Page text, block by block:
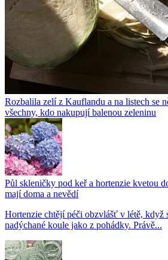
Rozbalila zelí z Kauflandu a na listech se
všechny, kdo nakupují balenou zeleninu
Půl skleničky pod keř a hortenzie kvetou
mají doma a nevědí
Hortenzie chtějí péči obzvlášť v létě, když
nadýchané koule jako z pohádky. Právě...